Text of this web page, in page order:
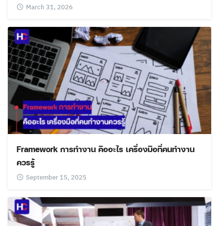
March 31, 2026
Framework การทำงาน คืออะไร เครื่องมือที่คนทำงาน
ควรรู้
September 15, 2025